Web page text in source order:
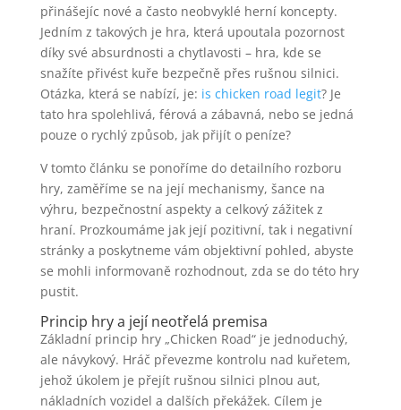
přinášejíc nové a často neobvyklé herní koncepty.
Jedním z takových je hra, která upoutala pozornost
díky své absurdnosti a chytlavosti – hra, kde se
snažíte přivést kuře bezpečně přes rušnou silnici.
Otázka, která se nabízí, je: is chicken road legit? Je
tato hra spolehlivá, férová a zábavná, nebo se jedná
pouze o rychlý způsob, jak přijít o peníze?
V tomto článku se ponoříme do detailního rozboru
hry, zaměříme se na její mechanismy, šance na
výhru, bezpečnostní aspekty a celkový zážitek z
hraní. Prozkoumáme jak její pozitivní, tak i negativní
stránky a poskytneme vám objektivní pohled, abyste
se mohli informovaně rozhodnout, zda se do této hry
pustit.
Princip hry a její neotřelá premisa
Základní princip hry „Chicken Road“ je jednoduchý,
ale návykový. Hráč převezme kontrolu nad kuřetem,
jehož úkolem je přejít rušnou silnici plnou aut,
nákladních vozidel a dalších překážek. Cílem je